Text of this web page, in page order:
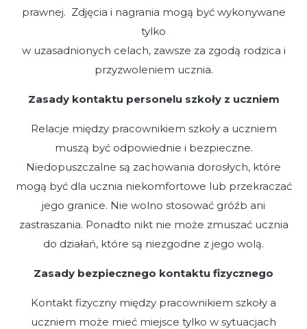
prawnej. Zdjęcia i nagrania mogą być wykonywane
tylko
w uzasadnionych celach, zawsze za zgodą rodzica i
przyzwoleniem ucznia.
Zasady kontaktu personelu szkoły z uczniem
Relacje między pracownikiem szkoły a uczniem
muszą być odpowiednie i bezpieczne.
Niedopuszczalne są zachowania dorosłych, które
mogą być dla ucznia niekomfortowe lub przekraczać
jego granice. Nie wolno stosować gróźb ani
zastraszania. Ponadto nikt nie może zmuszać ucznia
do działań, które są niezgodne z jego wolą.
Zasady bezpiecznego kontaktu fizycznego
Kontakt fizyczny między pracownikiem szkoły a
uczniem może mieć miejsce tylko w sytuacjach